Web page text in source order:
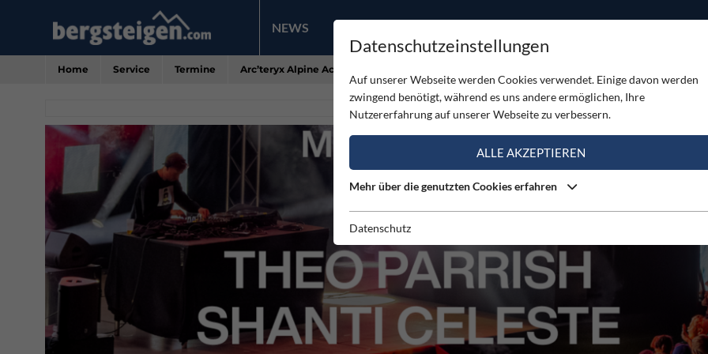
NEWS PRODUKTE
Home Service Termine Arc’teryx Alpine Academy Musikprogramm
Datenschutzeinstellungen
Auf unserer Webseite werden Cookies verwendet. Einige davon werden
zwingend benötigt, während es uns andere ermöglichen, Ihre
Nutzererfahrung auf unserer Webseite zu verbessern.
ALLE AKZEPTIEREN
Mehr über die genutzten Cookies erfahren
Datenschutz